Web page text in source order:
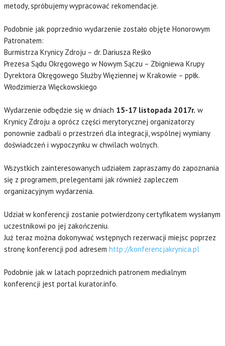
metody, spróbujemy wypracować rekomendacje.
Podobnie jak poprzednio wydarzenie zostało objęte Honorowym
Patronatem:
Burmistrza Krynicy Zdroju – dr. Dariusza Reśko
Prezesa Sądu Okręgowego w Nowym Sączu – Zbigniewa Krupy
Dyrektora Okręgowego Służby Więziennej w Krakowie – ppłk.
Włodzimierza Więckowskiego
Wydarzenie odbędzie się w dniach 15-17 listopada 2017r. w
Krynicy Zdroju a oprócz części merytorycznej organizatorzy
ponownie zadbali o przestrzeń dla integracji, wspólnej wymiany
doświadczeń i wypoczynku w chwilach wolnych.
Wszystkich zainteresowanych udziałem zapraszamy do zapoznania
się z programem, prelegentami jak również zapleczem
organizacyjnym wydarzenia.
Udział w konferencji zostanie potwierdzony certyfikatem wysłanym
uczestnikowi po jej zakończeniu.
Już teraz można dokonywać wstępnych rezerwacji miejsc poprzez
stronę konferencji pod adresem http://konferencjakrynica.pl
Podobnie jak w latach poprzednich patronem medialnym
konferencji jest portal kurator.info.